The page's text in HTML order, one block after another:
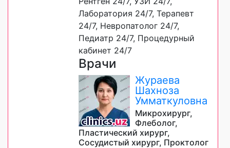
Лаборатория 24/7, Терапевт
24/7, Невропатолог 24/7,
Педиатр 24/7, Процедурный
кабинет 24/7
Врачи
Жураева
Шахноза
Умматкуловна
Микрохирург,
Флеболог,
Пластический хирург,
Сосудистый хирург, Проктолог